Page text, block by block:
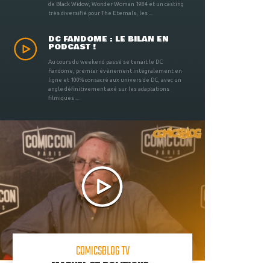
de Black Widow, Wonder Woman 1984 et un casting
très diversifié pour The Eternals, les ...
DC FANDOME : LE BILAN EN
PODCAST !
Au cours du weekend passé se tenait le DC
Fandome, premier évènement intégralement en
ligne et 100% consacré aux univers de DC, avec un
angle définitivement axé sur les adaptations
filmiques ...
COMICSBLOG TV